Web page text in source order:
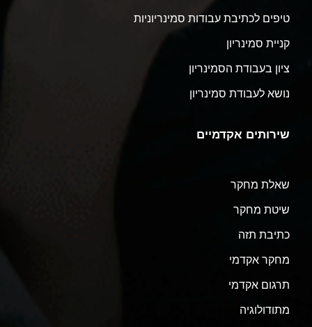
טיפים לכתיבת עבודות סמינריוניות
קניית סמינריון
ציון בעבודת הסמינריון
נושא לעבודת סמינריון
שירותים אקדמיים
שאלת מחקר
שיטת מחקר
כתיבת תזה
מחקר אקדמי
תרגום אקדמי
מתודולוגיה